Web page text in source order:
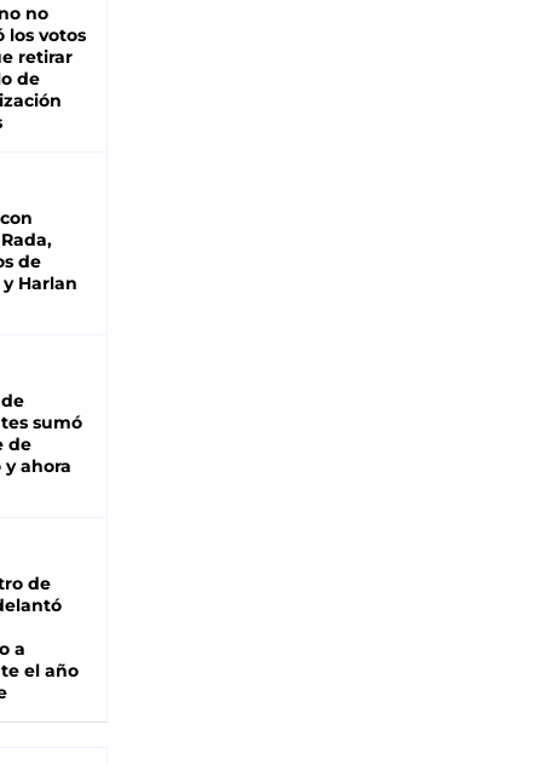
no
los votos
retirar
de
de
Harlan
sumó
de
y ahora
de
a
el año